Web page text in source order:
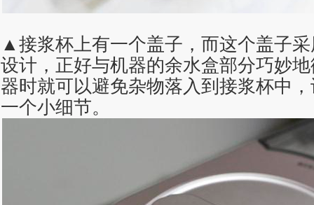
▲接浆杯上有一个盖子，而这个盖子
设计，正好与机器的余水盒部分巧妙
器时就可以避免杂物落入到接浆杯中
一个小细节。